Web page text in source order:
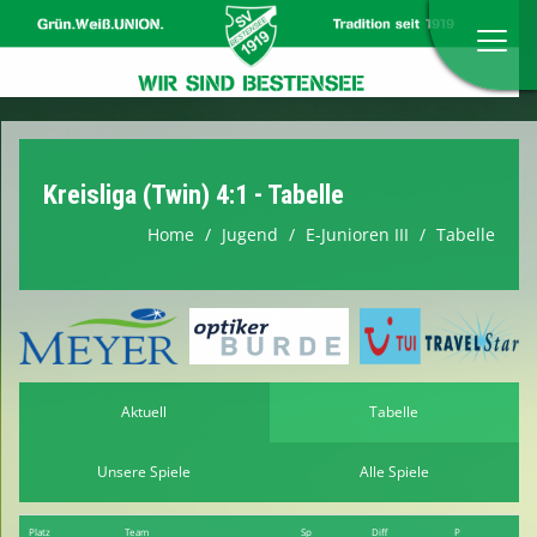
Home
Anmeldung zum Probetraining
Herren
Jugend
Kreisliga (Twin) 4:1 - Tabelle
Home Jugend E-Junioren III Tabelle
Aktuell Tabelle
Unsere Spiele Alle Spiele
Platz Team Sp Diff P